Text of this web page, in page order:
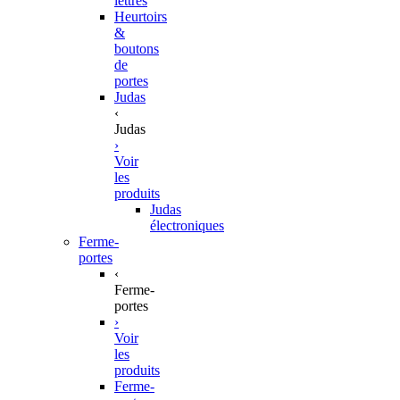
Heurtoirs
&
boutons
de
portes
Judas
‹
Judas
›
Voir
les
produits
Judas
électroniques
Ferme-
portes
‹
Ferme-
portes
›
Voir
les
produits
Ferme-